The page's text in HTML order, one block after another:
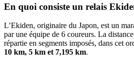
En quoi consiste un relais
L’Ekiden, originaire du Japon, est un
par une équipe de 6 coureurs. La
répartie en segments imposés, dans cet
10 km, 5 km et 7,195 km.